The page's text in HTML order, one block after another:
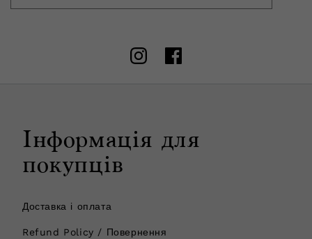
InstagramFacebook
Інформація для
покупців
Доставка і оплата
Refund Policy / Повернення